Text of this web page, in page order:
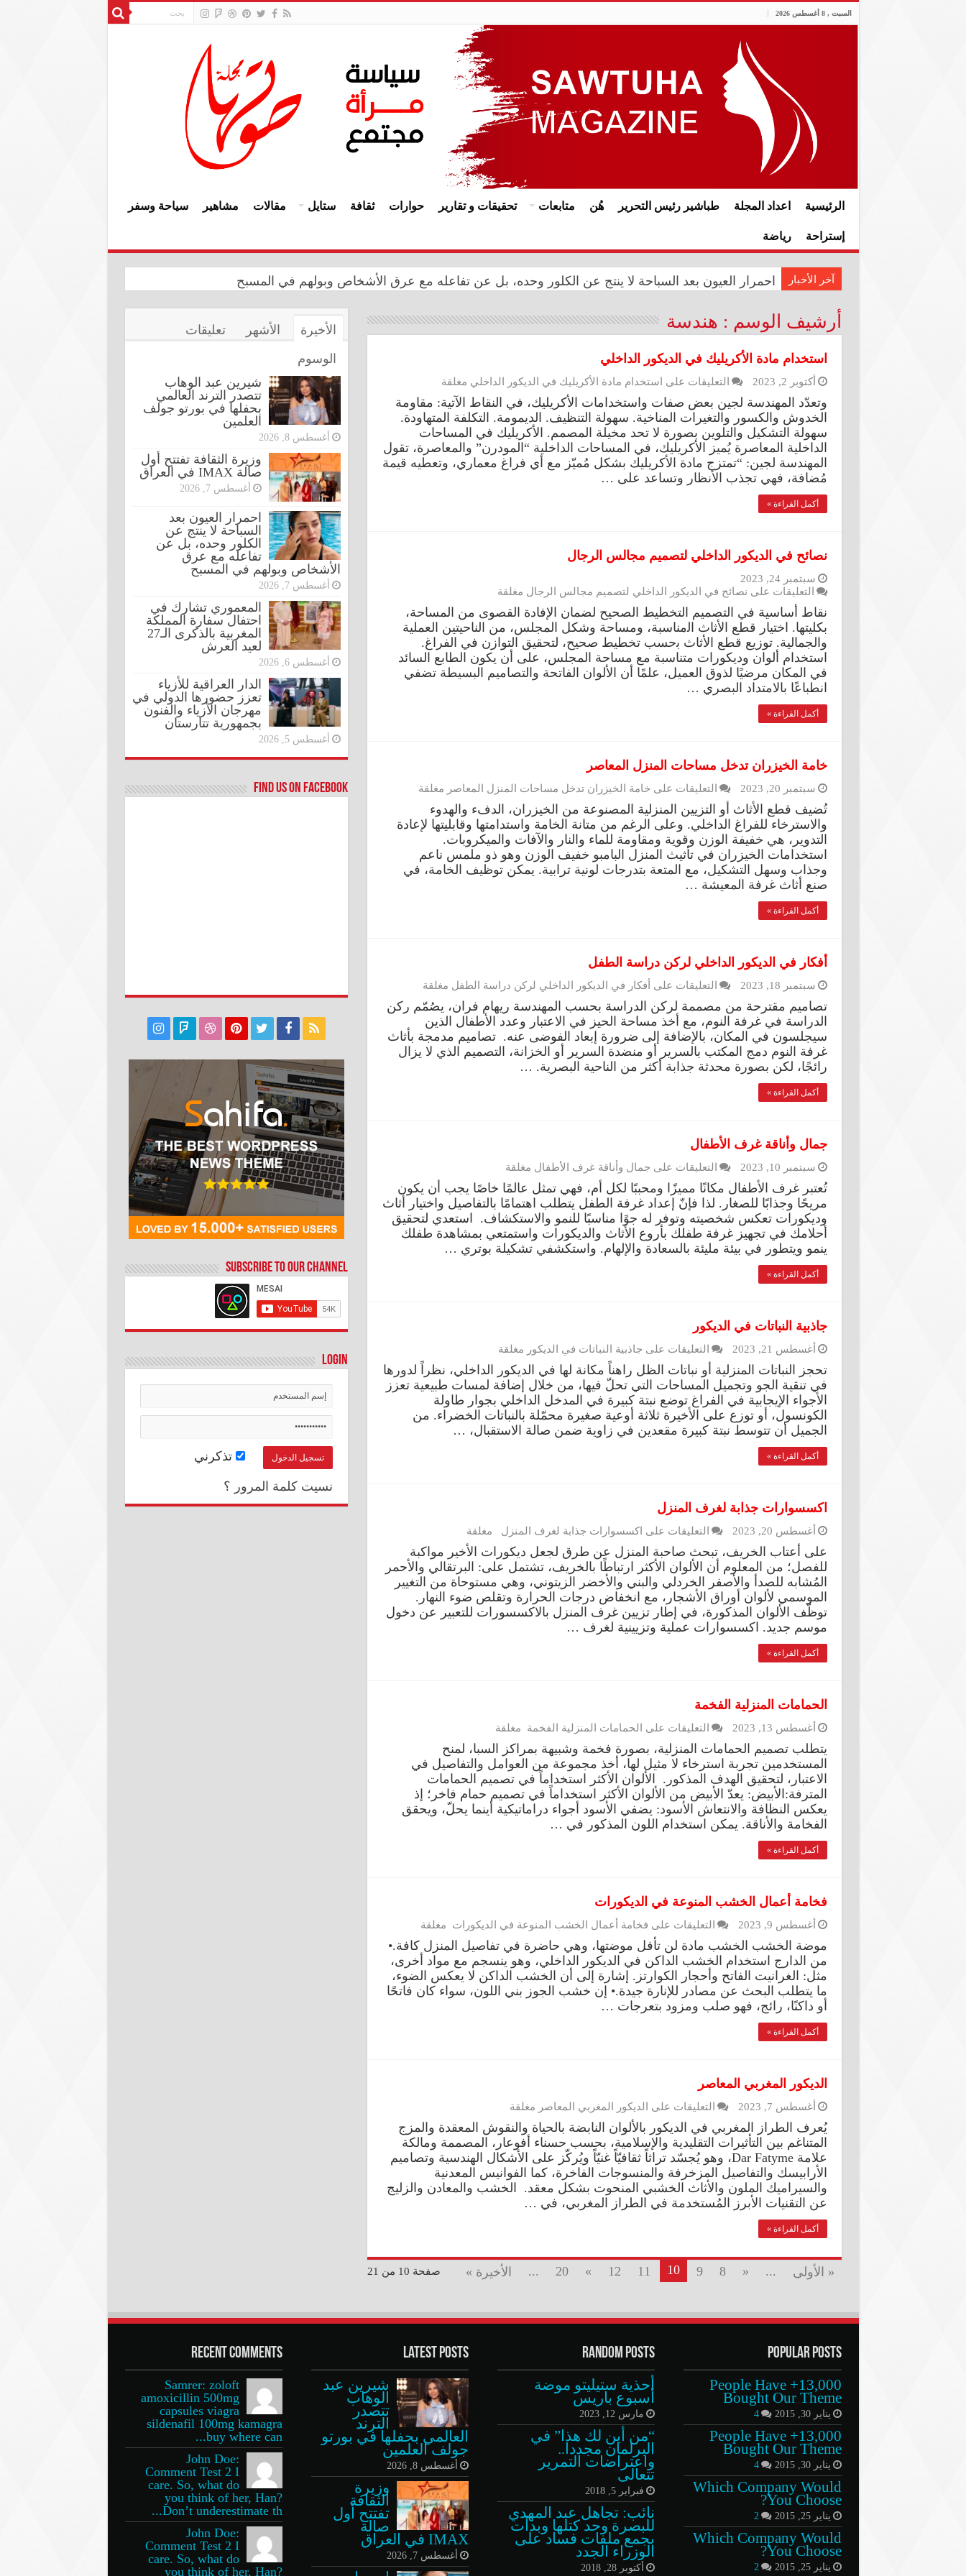
السبت , 8 أغسطس 2026
الرئيسية اعداد المجلة طباشير رئيس التحرير هُن متابعات تحقيقات و تقارير حوارات ثقافة ستايل مقالات مشاهير سياحة وسفر
إستراحة رياضة
آخر الأخبار احمرار العيون بعد السباحة لا ينتج عن الكلور وحده، بل عن تفاعله مع عرق الأشخاص وبولهم في المسبح
المعموري تشارك في احتفال سفارة المملكة المغربية بالذكرى الـ27 لعيد العرش
أرشيف الوسم : هندسة
استخدام مادة الأكريليك في الديكور الداخلي
أكتوبر 2, 2023 التعليقات على استخدام مادة الأكريليك في الديكور الداخلي مغلقة
وتعدّد المهندسة لجين بعض صفات واستخدامات الأكريليك، في النقاط الآتية: مقاومة
الخدوش والكسور والتغيرات المناخية. سهولة التنظيف. الديمومة. التكلفة المتهاودة.
سهولة التشكيل والتلوين بصورة لا تحد مخيلة المصمم. الأكريليك في المساحات
الداخلية المعاصرة يُميز الأكريليك، في المساحات الداخلية “المودرن” والمعاصرة، تقول
المهندسة لجين: “تمتزج مادة الأكريليك بشكل مُميّز مع أي فراغ معماري، وتعطيه قيمة
مُضافة، فهي تجذب الأنظار وتساعد على …
أكمل القراءة »
نصائح في الديكور الداخلي لتصميم مجالس الرجال
سبتمبر 24, 2023
التعليقات على نصائح في الديكور الداخلي لتصميم مجالس الرجال مغلقة
نقاط أساسية في التصميم اﻟﺘﺨﻄﻴﻂ اﻟﺼﺤﻴﺢ ﻟﻀﻤﺎن الإفادة اﻟﻘﺼﻮى ﻣﻦ اﻟﻤﺴﺎﺣﺔ،
بكليتها. اﺧﺘﻴﺎر قطع اﻷﺛﺎث اﻟمناسبة، وﻣﺴﺎﺣﺔ وﺷﻜﻞ اﻟﻤﺠﻠﺲ، من الناحيتين العملية
والجمالية. توزيع قطع الأثاث ﺑحسب تخطيط صحيح، ﻟﺘﺤﻘﻴﻖ اﻟﺘﻮازن ﻓﻲ اﻟﻔﺮاغ.
اﺳﺘﺨﺪام أﻟﻮان ودﻳﻜﻮرات متناسبة ﻣﻊ ﻣﺴﺎﺣﺔ اﻟﻤﺠﻠﺲ، على أن يكون الطابع السائد
في المكان مرضيًا لذوق العميل، علمًا أن الأﻟﻮان اﻟﻔﺎﺗﺤﺔ واﻟﺘﺼﺎﻣﻴﻢ اﻟﺒﺴﻴﻄﺔ ﺗﻀﻔﻲ
اﻧﻄﺒﺎعًا ﺑﺎﻻﻣﺘﺪاد اﻟﺒﺼﺮي …
أكمل القراءة »
خامة الخيزران تدخل مساحات المنزل المعاصر
سبتمبر 20, 2023 التعليقات على خامة الخيزران تدخل مساحات المنزل المعاصر مغلقة
تُضيف قطع الأثاث أو التزيين المنزلية المصنوعة من الخيزران، الدفء والهدوء
والاسترخاء للفراغ الداخلي. وعلى الرغم من متانة الخامة واستدامتها وقابليتها لإعادة
التدوير، هي خفيفة الوزن وقوية ومقاومة للماء والنار والآفات والميكروبات.
استخدامات الخيزران في تأثيث المنزل البامبو خفيف الوزن وهو ذو ملمس ناعم
وجذاب وسهل التشكيل، مع المتعة بتدرجات لونية ترابية. يمكن توظيف الخامة، في
صنع أثاث غرفة المعيشة …
أكمل القراءة »
أفكار في الديكور الداخلي لركن دراسة الطفل
سبتمبر 18, 2023 التعليقات على أفكار في الديكور الداخلي لركن دراسة الطفل مغلقة
تصاميم مقترحة من مصممة لركن الدراسة بحسب المهندسة ريهام فران، يصُمّم ركن
الدراسة في غرفة النوم، مع أخذ مساحة الحيز في الاعتبار وعدد الأطفال الذين
سيجلسون في المكان، بالإضافة إلى ضرورة إبعاد الفوضى عنه. تصاميم مدمجة بأثاث
غرفة النوم دمج المكتب بالسرير أو منضدة السرير أو الخزانة، التصميم الذي لا يزال
رائجًا، لكن بصورة محدثة جذابة أكثر من الناحية البصرية. …
أكمل القراءة »
جمال وأناقة غرف الأطفال
سبتمبر 10, 2023 التعليقات على جمال وأناقة غرف الأطفال مغلقة
تُعتبر غرف الأطفال مكانًا مميزًا ومحببًا لكل أم، فهي تمثل عالمًا خاصًا يجب أن يكون
مريحًا وجذابًا للصغار. لذا فإنّ إعداد غرفة الطفل يتطلب اهتمامًا بالتفاصيل واختيار أثاث
وديكورات تعكس شخصيته وتوفر له جوًا مناسبًا للنمو والاستكشاف. استعدي لتحقيق
أحلامك في تجهيز غرفة طفلك بأروع الأثاث والديكورات واستمتعي بمشاهدة طفلك
ينمو ويتطور في بيئة مليئة بالسعادة والإلهام. واستكشفي تشكيلة بوتري …
أكمل القراءة »
جاذبية النباتات في الديكور
أغسطس 21, 2023 التعليقات على جاذبية النباتات في الديكور مغلقة
تحجز النباتات المنزلية أو نباتات الظل راهناً مكانة لها في الديكور الداخلي، نظراً لدورها
في تنقية الجو وتجميل المساحات التي تحلّ فيها، من خلال إضافة لمسات طبيعية تعزز
الأجواء الإيجابية في الفراغ توضع نبتة كبيرة في المدخل الداخلي بجوار طاولة
الكونسول، أو توزع على الأخيرة ثلاثة أوعية صغيرة محمّلة بالنباتات الخضراء. من
الجميل أن تتوسط نبتة كبيرة مقعدين في زاوية ضمن صالة الاستقبال، …
أكمل القراءة »
اكسسوارات جذابة لغرف المنزل
أغسطس 20, 2023 التعليقات على اكسسوارات جذابة لغرف المنزل مغلقة
على أعتاب الخريف، تبحث صاحبة المنزل عن طرق لجعل ديكورات الأخير مواكبة
للفصل؛ من المعلوم أن الألوان الأكثر ارتباطًا بالخريف، تشتمل على: البرتقالي والأحمر
المُشابه للصدأ والأصفر الخردلي والبني والأخضر الزيتوني، وهي مستوحاة من التغيير
الموسمي لألوان أوراق الأشجار، مع انخفاض درجات الحرارة وتقلص ضوء النهار.
توظّف الألوان المذكورة، في إطار تزيين غرف المنزل بالاكسسورات للتعبير عن دخول
موسم جديد. اكسسوارات عملية وتزيينية لغرف …
أكمل القراءة »
الحمامات المنزلية الفخمة
أغسطس 13, 2023 التعليقات على الحمامات المنزلية الفخمة مغلقة
يتطلب تصميم الحمامات المنزلية، بصورة فخمة وشبيهة بمراكز السبا، لمنح
المستخدمين تجربة استرخاء لا مثيل لها، أخذ مجموعة من العوامل والتفاصيل في
الاعتبار، لتحقيق الهدف المذكور. الألوان الأكثر استخداماً في تصميم الحمامات
المترفة:الأبيض: يعدّ الأبيض من الألوان الأكثر استخداماً في تصميم حمام فاخر؛ إذ
يعكس النظافة والانتعاش الأسود: يضفي الأسود أجواء دراماتيكية أينما يحلّ، ويحقق
الفخامة والأناقة. يمكن استخدام اللون المذكور في …
أكمل القراءة »
فخامة أعمال الخشب المنوعة في الديكورات
أغسطس 9, 2023 التعليقات على فخامة أعمال الخشب المنوعة في الديكورات مغلقة
موضة الخشب الخشب مادة لن تأفل موضتها، وهي حاضرة في تفاصيل المنزل كافة.•
من الدارج استخدام الخشب الداكن في الديكور الداخلي، وهو ينسجم مع مواد أخرى،
مثل: الغرانيت الفاتح وأحجار الكوارتز. إشارة إلى أن الخشب الداكن لا يعكس الضوء،
ما يتطلب البحث عن مصادر للإنارة جيدة.• إن خشب الجوز بني اللون، سواء كان فاتحًا
أو داكنًا، رائج، فهو صلب ومزود بتعرجات …
أكمل القراءة »
الديكور المغربي المعاصر
أغسطس 7, 2023 التعليقات على الديكور المغربي المعاصر مغلقة
يُعرف الطراز المغربي في الديكور بالألوان النابضة بالحياة والنقوش المعقدة والمزج
المتناغم بين التأثيرات التقليدية والإسلامية، بحسب حسناء أفوعار، المصممة ومالكة
علامة Dar Fatyme، وهو يُجسّد تراثاً ثقافيّاً غنيّاً ويُركّز على الأشكال الهندسية وتصاميم
الأرابيسك والتفاصيل المزخرفة والمنسوجات الفاخرة، كما الفوانيس المعدنية
والسيراميك الملون والأثاث الخشبي المنحوت بشكل معقد. الخشب والمعادن والزليج
عن التقنيات الأبرز المُستخدمة في الطراز المغربي، في …
أكمل القراءة »
صفحة 10 من 21 « الأولى ...
«
8
9
10
11
12
»
20
... الأخيرة »
الأخيرة الأشهر
تعليقات
الوسوم
شيرين عبد الوهاب
تتصدر الترند العالمي
بحفلها في بورتو جولف
العلمين
أغسطس 8, 2026
وزيرة الثقافة تفتتح أول
صالة IMAX في العراق
أغسطس 7, 2026
احمرار العيون بعد
السباحة لا ينتج عن
الكلور وحده، بل عن
تفاعله مع عرق
الأشخاص وبولهم في المسبح
أغسطس 7, 2026
المعموري تشارك في
احتفال سفارة المملكة
المغربية بالذكرى الـ27
لعيد العرش
أغسطس 6, 2026
الدار العراقية للأزياء
تعزز حضورها الدولي في
مهرجان الأزياء والفنون
بجمهورية تتارستان
أغسطس 5, 2026
Find us on Facebook
Subscribe to our Channel
Login
تذكرني
نسيت كلمة المرور ؟
Popular Posts
13,000+ People Have
Bought Our Theme
يناير 30, 2015 4
13,000+ People Have
Bought Our Theme
يناير 30, 2015 4
Which Company Would
You Choose?
يناير 25, 2015 2
Which Company Would
You Choose?
يناير 25, 2015 2
Random Posts
أحذية ستيليتو موضة
أسبوع باريس
مارس 12, 2023
“من أين لك هذا” في
البرلمان مجددا..
واعتراضات التمرير
تتعالى
فبراير 5, 2018
نائب: تجاهل عبد المهدي
للبصرة وحد كتلها وبدأت
بجمع ملفات فساد على
الوزراء الجدد
أكتوبر 28, 2018
Latest Posts
شيرين عبد
الوهاب
تتصدر
الترند
العالمي بحفلها في بورتو
جولف العلمين
أغسطس 8, 2026
وزيرة
الثقافة
تفتتح أول
صالة
IMAX في العراق
أغسطس 7, 2026
Recent Comments
Samrer: zoloft
amoxicillin 500mg
capsules viagra
sildenafil 100mg kamagra
buy where can...
John Doe:
Comment Test 2 I
care. So, what do
you think of her, Han?
Don’t underestimate th...
John Doe:
Comment Test 2 I
care. So, what do
you think of her, Han?